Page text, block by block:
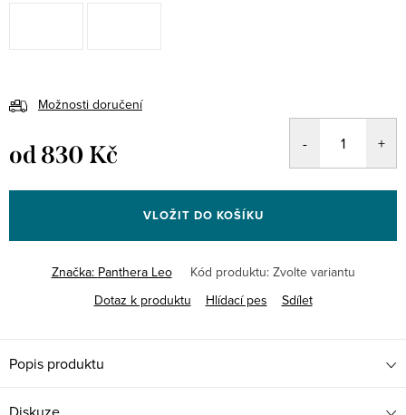
Možnosti doručení
od830 Kč
cena:
VLOŽIT DO KOŠÍKU
Značka: Panthera Leo Kód produktu: Zvolte variantu
Dotaz k produktu
Hlídací pes Sdílet
Popis produktu